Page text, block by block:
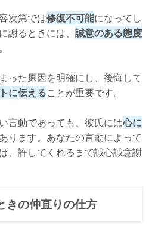
次第では修復不可能になってし
謝るときには、 誠意のある態度
った原因を明確にし、後悔して
に伝えることが重要です。
言動であっても、彼氏には心に
ります。あなたの言動によって
、許してくれるまで誠心誠意謝
きの仲直りの仕方